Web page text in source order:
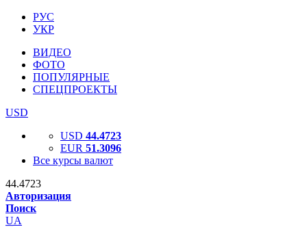
РУС
УКР
ВИДЕО
ФОТО
ПОПУЛЯРНЫЕ
СПЕЦПРОЕКТЫ
USD
USD 44.4723
EUR 51.3096
Все курсы валют
44.4723
Авторизация
Поиск
UA